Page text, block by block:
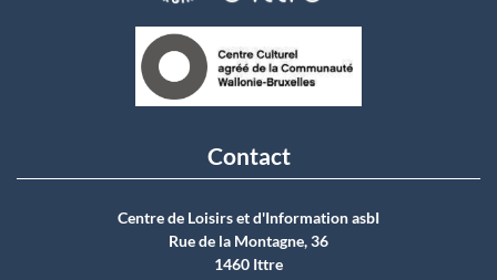
Contact
Centre de Loisirs et d'Information asbI
Rue de la Montagne, 36
1460 Ittre